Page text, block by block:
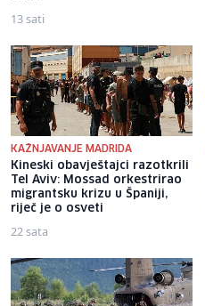
13 sati
KAŽNJAVANJE MADRIDA
Kineski obavještajci razotkrili
Tel Aviv: Mossad orkestrirao
migrantsku krizu u Španiji,
riječ je o osveti
22 sata